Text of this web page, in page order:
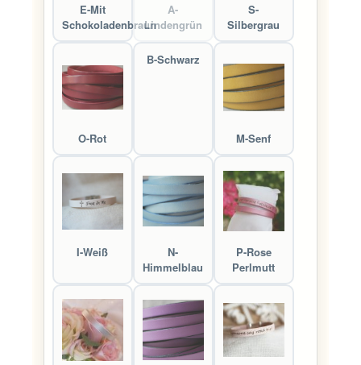
E-Mit
Schokoladenbraun
A-
Lindengrün
S-
Silbergrau
O-Rot
B-Schwarz
M-Senf
I-Weiß
N-
Himmelblau
P-Rose
Perlmutt